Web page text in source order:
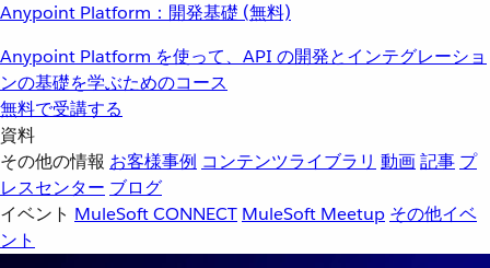
Anypoint Platform：開発基礎 (無料)
Anypoint Platform を使って、API の開発とインテグレーショ
ンの基礎を学ぶためのコース
無料で受講する
資料
その他の情報 お客様事例 コンテンツライブラリ 動画記事 プ
レスセンター ブログ
イベント MuleSoft CONNECT MuleSoft Meetup その他イベ
ント